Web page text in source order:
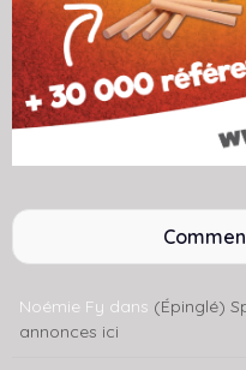
Noémie Fy dans (Épinglé)
annonces ici